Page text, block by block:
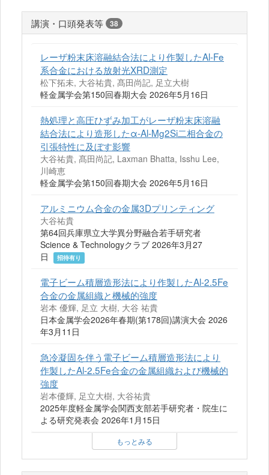
講演・口頭発表等 38
レーザ粉末床溶融結合法により作製したAl-Fe
系合金における放射光XRD測定
松下拓未, 大谷祐貴, 髙田尚記, 足立大樹
軽金属学会第150回春期大会 2026年5月16日
熱処理と⾼圧ひずみ加⼯がレーザ粉末床溶融
結合法により造形したα-Al-Mg2Si⼆相合⾦の
引張特性に及ぼす影響
大谷祐貴, 髙田尚記, Laxman Bhatta, Isshu Lee,
川崎恵
軽金属学会第150回春期大会 2026年5月16日
アルミニウム合金の金属3Dプリンティング
大谷祐貴
第64回兵庫県立大学異分野融合若手研究者
Science & Technologyクラブ 2026年3月27
日
招待有り
電子ビーム積層造形法により作製したAl-2.5Fe
合金の金属組織と機械的強度
岩本 優輝, 足立 大樹, 大谷 祐貴
日本金属学会2026年春期(第178回)講演大会 2026
年3月11日
急冷凝固を伴う電子ビーム積層造形法により
作製したAl-2.5Fe合金の金属組織および機械的
強度
岩本優輝, 足立大樹, 大谷祐貴
2025年度軽金属学会関西支部若手研究者・院生に
よる研究発表会 2026年1月15日
もっとみる